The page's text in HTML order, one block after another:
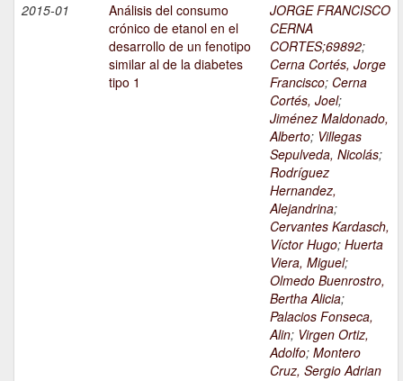
2015-01
Análisis del consumo
crónico de etanol en el
desarrollo de un fenotipo
similar al de la diabetes
tipo 1
JORGE FRANCISCO
CERNA
CORTES;69892;
Cerna Cortés, Jorge
Francisco; Cerna
Cortés, Joel;
Jiménez Maldonado,
Alberto; Villegas
Sepulveda, Nicolás;
Rodríguez
Hernandez,
Alejandrina;
Cervantes Kardasch,
Víctor Hugo; Huerta
Viera, Miguel;
Olmedo Buenrostro,
Bertha Alicia;
Palacios Fonseca,
Alin; Virgen Ortiz,
Adolfo; Montero
Cruz, Sergio Adrian